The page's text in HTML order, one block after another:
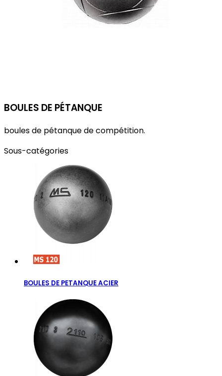
BOULES DE PÉTANQUE
boules de pétanque de compétition.
Sous-catégories
BOULES DE PETANQUE ACIER